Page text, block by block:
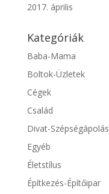
2017. április
Kategóriák
Baba-Mama
Boltok-Üzletek
Cégek
Család
Divat-Szépségápolás
Egyéb
Életstílus
Építkezés-Építőipar